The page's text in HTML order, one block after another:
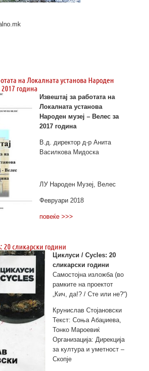
на Локалната установа Народен
2017 година
Извештај за работата на
Локалната установа
Народен музеј – Велес за
2017 година
В.д. директор д-р Анита
Василкова Мидоска
ЛУ Народен Музеј, Велес
Февруари 2018
повеќе >>>
20 сликарски години
Циклуси / Cycles: 20
сликарски години
Самостојна изложба (во
рамките на проектот
„Кич, да!? / Сте или не?“)
Крунислав Стојановски
Текст: Соња Абаџиева,
Тонко Мароевиќ
Организација: Дирекција
за култура и уметност –
Скопје